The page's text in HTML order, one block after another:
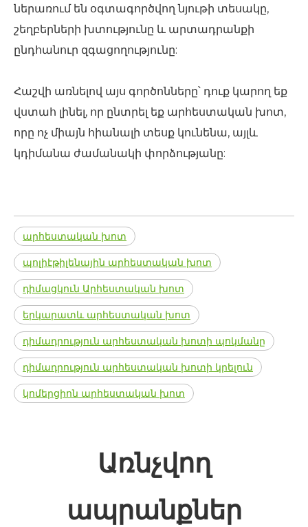
ներառում են օգտագործվող նյութի տեսակը,
շեղբերների խտությունը և արտադրանքի
ընդհանուր զգացողությունը:
Հաշվի առնելով այս գործոնները՝ դուք կարող եք
վստահ լինել, որ ընտրել եք արհեստական ​​խոտ,
որը ոչ միայն հիանալի տեսք կունենա, այլև
կդիմանա ժամանակի փորձությանը:
արհեստական ​​խոտ
պոլիէթիլենային արհեստական ​​խոտ
դիմացկուն Արհեստական ​​խոտ
երկարատև արհեստական ​​խոտ
դիմադրություն արհեստական ​​խոտի պոկմանը
դիմադրություն արհեստական ​​խոտի կրելուն
կոմերցիոն արհեստական ​​խոտ
Առնչվող
ապրանքներ